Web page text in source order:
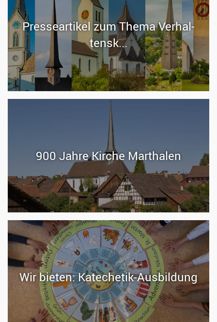
Pres­se­ar­ti­kel zum Thema Ver­hal­
tensk...
900 Jahre Kir­che Martha­len
Wir bie­ten: Katechetik-​Ausbildung